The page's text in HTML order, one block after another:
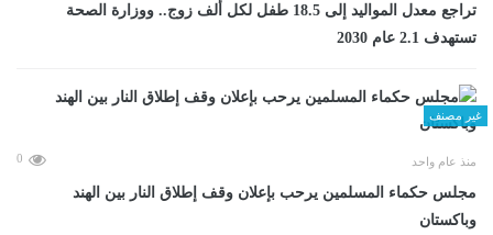
تراجع معدل المواليد إلى 18.5 طفل لكل ألف زوج.. ووزارة الصحة
تستهدف 2.1 عام 2030
غير مصنف
منذ عام واحد 0
مجلس حكماء المسلمين يرحب بإعلان وقف إطلاق النار بين الهند
وباكستان